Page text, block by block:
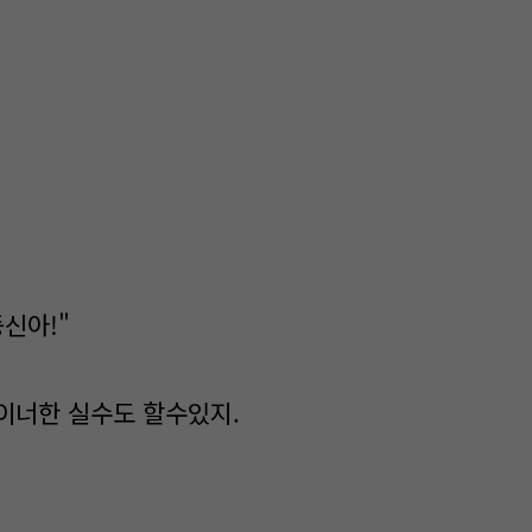
아!"
너한 실수도 할수있지.